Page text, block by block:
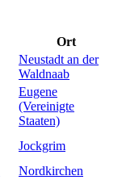
Ort
Neustadt an der
Waldnaab
Eugene
(Vereinigte
Staaten)
Jockgrim
Nordkirchen